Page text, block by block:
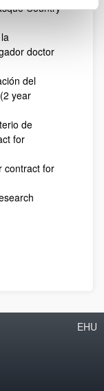
Country
doctor
del
year
de
for
contract for
EHU